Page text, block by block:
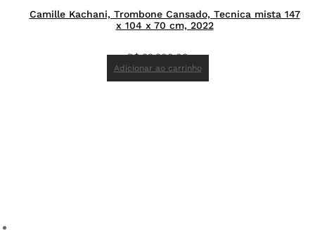
Camille Kachani, Trombone Cansado, Tecnica mista 147
x 104 x 70 cm, 2022
R$83.300,00
Adicionar ao carrinho